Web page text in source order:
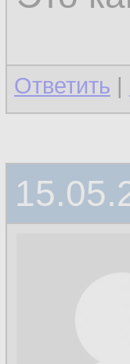
Ответить |